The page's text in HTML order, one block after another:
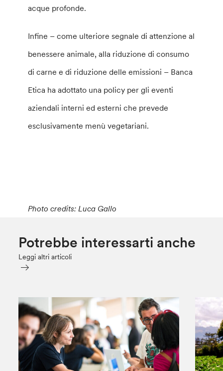
acque profonde.
Infine – come ulteriore segnale di attenzione al
benessere animale, alla riduzione di consumo
di carne e di riduzione delle emissioni – Banca
Etica ha adottato una policy per gli eventi
aziendali interni ed esterni che prevede
esclusivamente menù vegetariani.
Photo credits: Luca Gallo
Potrebbe interessarti anche
Leggi altri articoli